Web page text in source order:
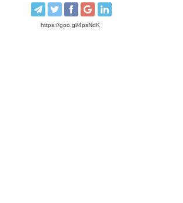
https://goo.gl/4psNdK